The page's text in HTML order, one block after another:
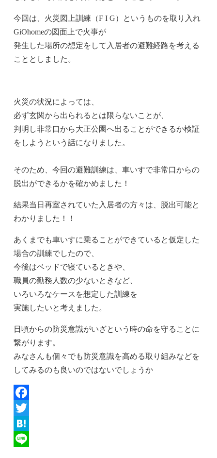
今回は、火災図上訓練（F I G）というものを取り入れ
GiOhomeの図面上で火事が
発生した場所の想定をして入居者の避難経路を考える
こととしました。
火災の状況によっては、
必ず玄関から出られるとは限らないことが、
判明し非常口から大正公園へ出ることができるか検証
をしようという話になりました。
そのため、今回の避難訓練は、車いすで非常口からの
脱出ができるかを確かめました！
結果当日再室されていた入居者の方々は、脱出可能と
わかりました！！
あくまでも車いすに乗ることができていると仮定した
場合の訓練でしたので、
今後はベッドで寝ているときや、
職員の勤務人数の少ないときなど、
いろいろなケースを想定した訓練を
実施したいと考えました。
日頃からの防災意識がいざという時の命を守ることに
繋がります。
みなさんも個々でも防災意識を高める取り組みなどを
してみるのも良いのではないでしょうか
Facebook
Twitter
Hatena